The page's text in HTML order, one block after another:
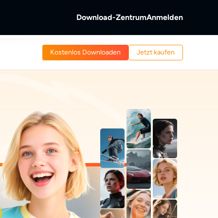
Download-ZentrumAnmelden
Kostenlos Downloaden Jetzt kaufen